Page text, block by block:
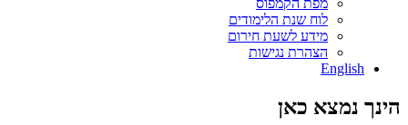
מפת הקמפוס
לוח שנת הלימודים
מידע לשעת חירום
הצהרת נגישות
English
הינך נמצא כאן